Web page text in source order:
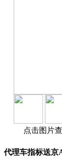
点击图片
代理车指标送京